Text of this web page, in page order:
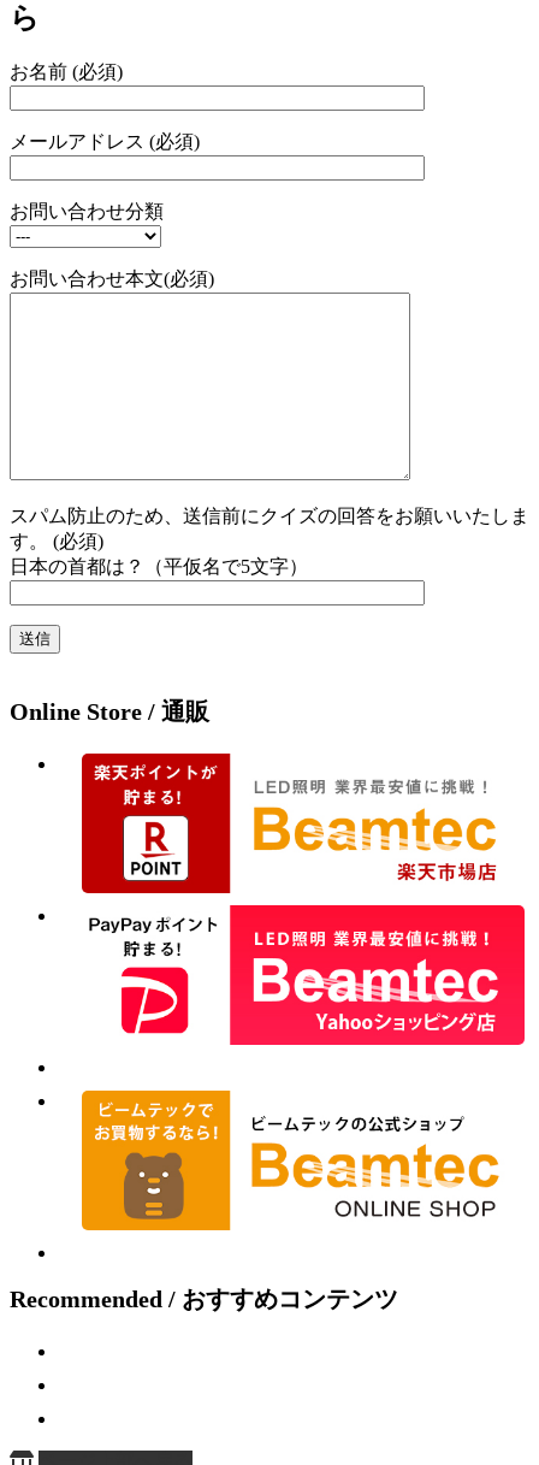
ら
お名前 (必須)
メールアドレス (必須)
お問い合わせ分類
お問い合わせ本文(必須)
スパム防止のため、送信前にクイズの回答をお願いいたしま
す。 (必須)
日本の首都は？（平仮名で5文字）
Online Store / 通販
Recommended / おすすめコンテンツ